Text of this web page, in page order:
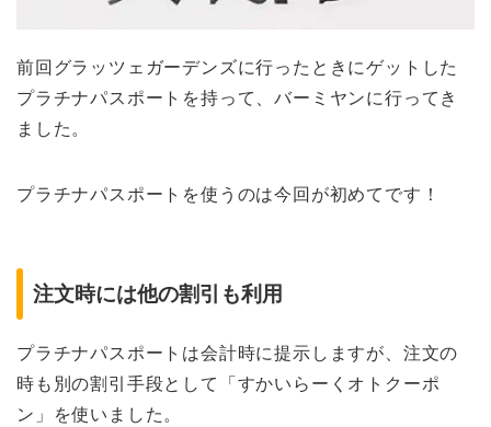
前回グラッツェガーデンズに行ったときにゲットした
プラチナパスポートを持って、バーミヤンに行ってき
ました。
プラチナパスポートを使うのは今回が初めてです！
注文時には他の割引も利用
プラチナパスポートは会計時に提示しますが、注文の
時も別の割引手段として「すかいらーくオトクーポ
ン」を使いました。